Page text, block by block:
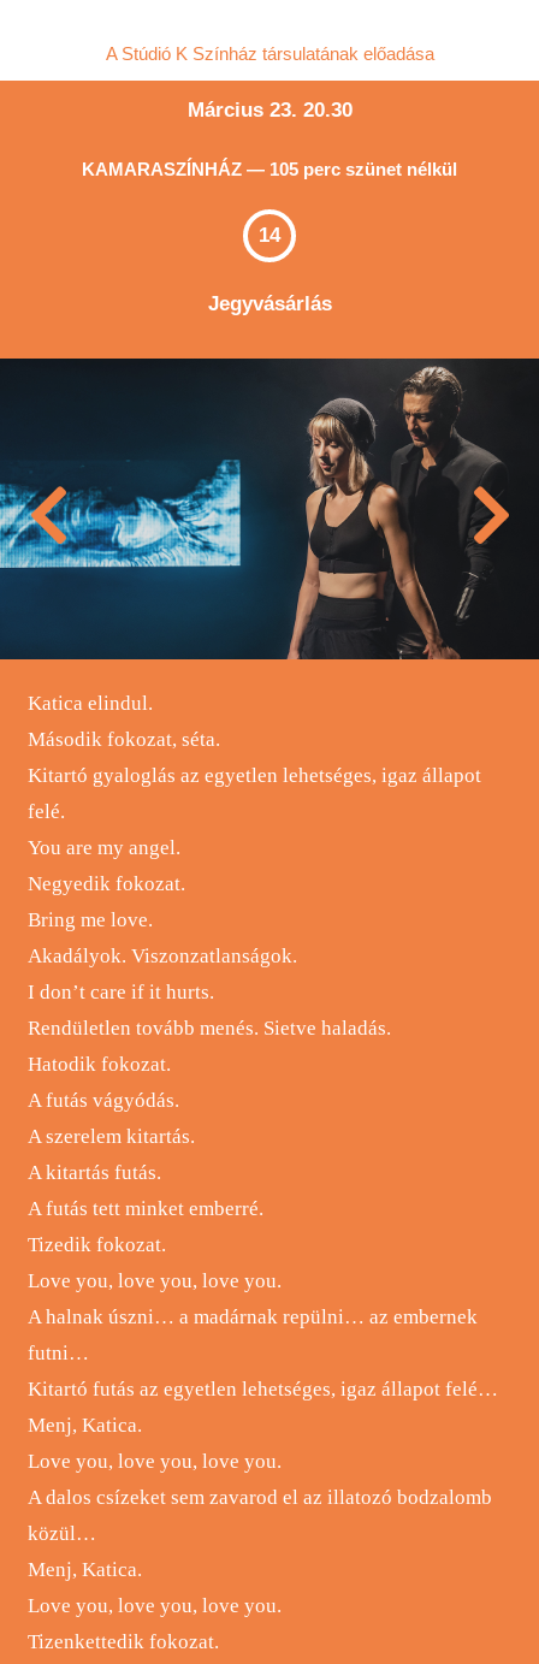
A Stúdió K Színház társulatának előadása
Március 23. 20.30
KAMARASZÍNHÁZ — 105 perc szünet nélkül
14
Jegyvásárlás
Katica elindul.
Második fokozat, séta.
Kitartó gyaloglás az egyetlen lehetséges, igaz állapot
felé.
You are my angel.
Negyedik fokozat.
Bring me love.
Akadályok. Viszonzatlanságok.
I don’t care if it hurts.
Rendületlen tovább menés. Sietve haladás.
Hatodik fokozat.
A futás vágyódás.
A szerelem kitartás.
A kitartás futás.
A futás tett minket emberré.
Tizedik fokozat.
Love you, love you, love you.
A halnak úszni… a madárnak repülni… az embernek
futni…
Kitartó futás az egyetlen lehetséges, igaz állapot felé…
Menj, Katica.
Love you, love you, love you.
A dalos csízeket sem zavarod el az illatozó bodzalomb
közül…
Menj, Katica.
Love you, love you, love you.
Tizenkettedik fokozat.